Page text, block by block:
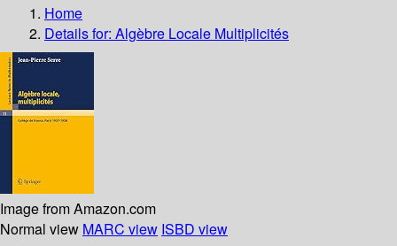
Home
Details for: Algèbre Locale Multiplicités
Image from Amazon.com
Normal view MARC view ISBD view